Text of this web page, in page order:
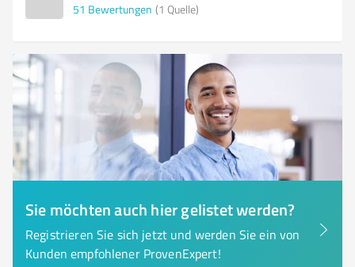
51 Bewertungen (1 Quelle)
Sie möchten auch hier gelistet werden?
Registrieren Sie sich jetzt und werden Sie ein von
Kunden empfohlener ProvenExpert!